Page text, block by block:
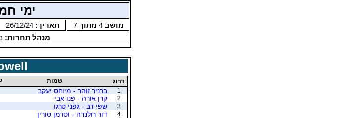
ימי
מושב4 מתוך7 תאריך: 26/12/24
מנהל תחרות:
דרוג שמות
1
ברניר זוהר - מיוחס יעקב
2
קרן אורה - פנו אבי
3
שפי דב - גפני סרגו
4
דור רולנדה - וסרמן סורין